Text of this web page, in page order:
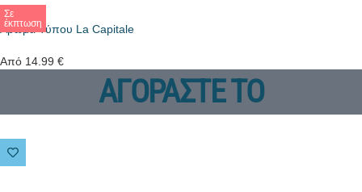
Σε
έκπτωση
Άρωμα Τύπου La Capitale
Από 14.99 €
ΑΓΟΡΑΣΤΕ ΤΟ